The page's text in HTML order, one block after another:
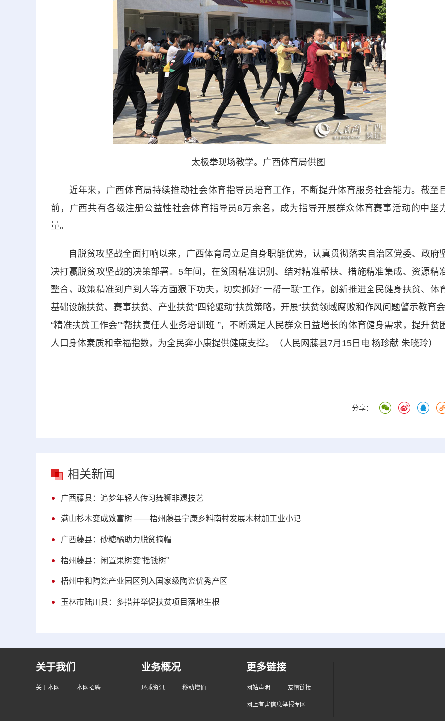
太极拳现场教学。广西体育局供图
近年来，广西体育局持续推动社会体育指导员培育工作，不断提升体育服务社会能力。截至
前，广西共有各级注册公益性社会体育指导员8万余名，成为指导开展群众体育赛事活动的中坚
量。
自脱贫攻坚战全面打响以来，广西体育局立足自身职能优势，认真贯彻落实自治区党委、政府
决打赢脱贫攻坚战的决策部署。5年间，在贫困精准识别、结对精准帮扶、措施精准集成、资源精
整合、政策精准到户到人等方面狠下功夫，切实抓好“一帮一联”工作，创新推进全民健身扶贫、体
基础设施扶贫、赛事扶贫、产业扶贫“四轮驱动”扶贫策略，开展“扶贫领域腐败和作风问题警示教育会
“精准扶贫工作会”“帮扶责任人业务培训班 ”，不断满足人民群众日益增长的体育健身需求，提升贫
人口身体素质和幸福指数，为全民奔小康提供健康支撑。（人民网藤县7月15日电 杨珍献 朱晓玲）
分享：
相关新闻
广西藤县：追梦年轻人传习舞狮非遗技艺
满山杉木变成致富树 ——梧州藤县宁康乡料南村发展木材加工业小记
广西藤县：砂糖橘助力脱贫摘帽
梧州藤县：闲置果树变“摇钱树”
梧州中和陶瓷产业园区列入国家级陶瓷优秀产区
玉林市陆川县：多措并举促扶贫项目落地生根
关于我们
关于本网 本网招聘
业务概况
环球资讯 移动增值
更多链接
网站声明 友情链接
网上有害信息举报专区